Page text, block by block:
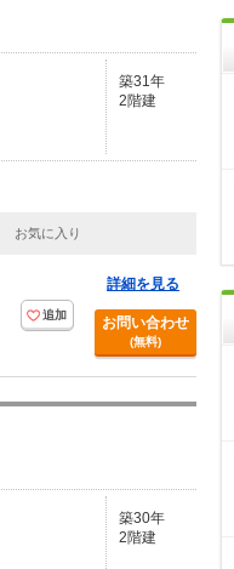
築31年
2階建
お気に入り
追加
詳細を見る
お問い合わせ
(無料)
築30年
2階建